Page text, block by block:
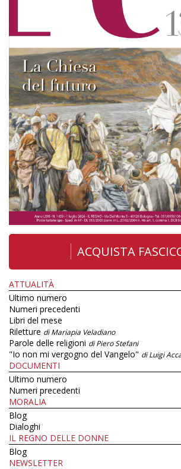
ACQUISTA
ATTUALITÀ
Ultimo numero
Numeri precedenti
Libri del mese
Riletture di Mariapia Veladiano
Parole delle religioni di Piero Stefani
"Io non mi vergogno del Vangelo" di Luigi
DOCUMENTI
Ultimo numero
Numeri precedenti
MORALIA
Blog
Dialoghi
IL REGNO DELLE DONNE
Blog
NEWSLETTER